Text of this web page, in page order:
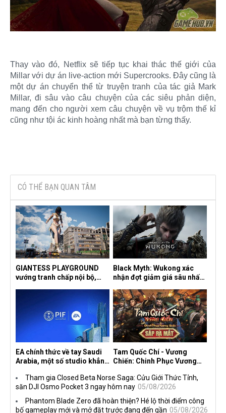
Thay vào đó, Netflix sẽ tiếp tục khai thác thế giới của
Millar với dự án live-action mới Supercrooks. Đây cũng là
một dự án chuyển thể từ truyện tranh của tác giả Mark
Millar, đi sâu vào câu chuyện của các siêu phản diện,
mang đến cho người xem câu chuyện về vụ trộm thế kỉ
cũng như tội ác kinh hoàng nhất mà bạn từng thấy.
CÓ THỂ BẠN QUAN TÂM
GIANTESS PLAYGROUND
vướng tranh chấp nội bộ,
ngầm chiếm đoạt doanh thu
Black Myth: Wukong xác
nhận đợt giảm giá sâu nhất
trên mọi nền tảng
EA chính thức về tay Saudi
Arabia, một số studio khẳng
lược DEI
Tam Quốc Chí - Vương
Chiến: Chinh Phục Vương
sáu thị trường Đông Nam Á
Tham gia Closed Beta Norse Saga: Cửu Giới Thức Tỉnh,
săn DJI Osmo Pocket 3 ngay hôm nay 05/08/2026
Phantom Blade Zero đã hoàn thiện? Hé lộ thời điểm công
bố gameplay mới và mở đặt trước đang đến gần 05/08/2026